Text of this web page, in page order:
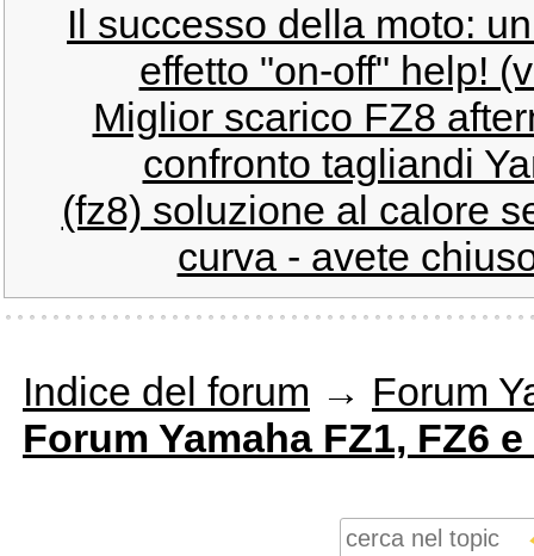
Il successo della moto:
effetto "on-off" help!
Miglior scarico FZ8
confronto tagliandi
(fz8) soluzione al calore
curva - avete
Indice del forum → Forum
Forum Yamaha FZ1, FZ6 e